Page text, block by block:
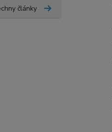
články